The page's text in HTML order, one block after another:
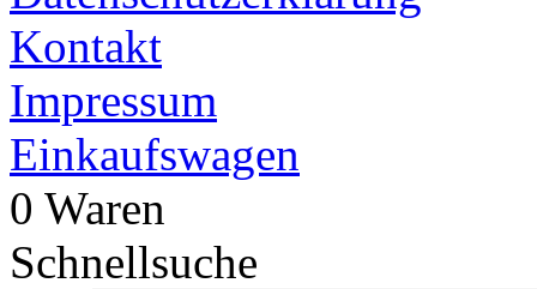
Kontakt
Impressum
Einkaufswagen
0 Waren
Schnellsuche